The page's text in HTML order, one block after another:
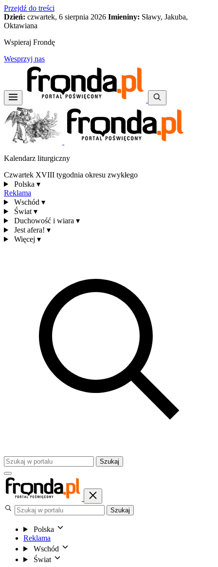
Przejdź do treści
Dzień: czwartek, 6 sierpnia 2026 Imieniny: Sławy, Jakuba,
Oktawiana
Wspieraj Frondę
Wesprzyj nas
Kalendarz liturgiczny
Czwartek XVIII tygodnia okresu zwykłego
Polska ▾
Reklama
Wschód ▾
Świat ▾
Duchowość i wiara ▾
Jest afera! ▾
Więcej ▾
Szukaj
Szukaj
Polska
Reklama
Wschód
Świat